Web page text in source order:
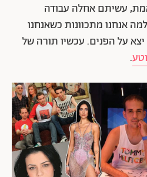
עשיתם אחלה עבודה
אנחנו מתכוונות כשאנחנו
על הפנים. עכשיו תורה של
.